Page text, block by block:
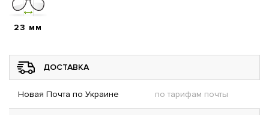
23 мм
ДОСТАВКА
Новая Почта по Украине по тарифам почты